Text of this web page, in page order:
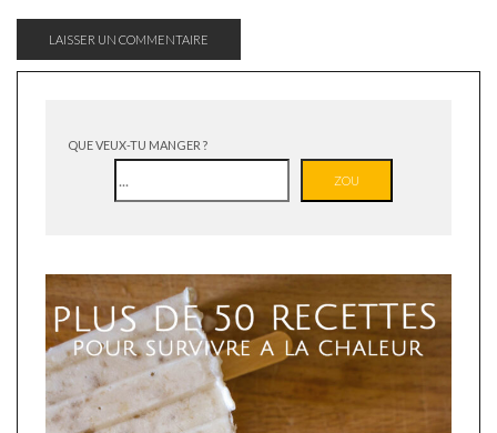
QUE VEUX-TU MANGER ?
ZOU